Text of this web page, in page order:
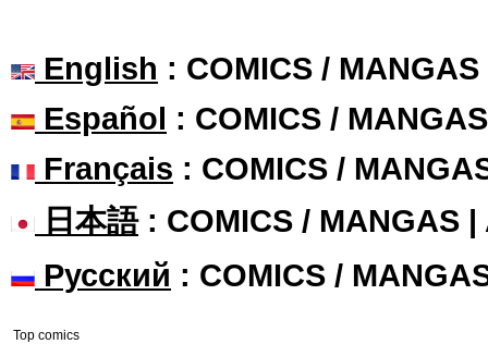
English : COMICS /
Español : COMICS /
Français : COMICS /
日本語: COMICS / MANGAS |
Русский : COMICS /
Top comics